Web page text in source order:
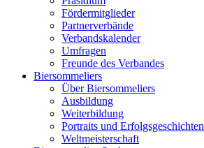
Fördermitglieder
Partnerverbände
Verbandskalender
Umfragen
Freunde des Verbandes
Biersommeliers
Über Biersommeliers
Ausbildung
Weiterbildung
Portraits und Erfolgsgeschichten
Weltmeisterschaft